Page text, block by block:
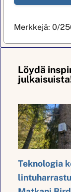
Merkkejä:0/
Löydä
Teknologia